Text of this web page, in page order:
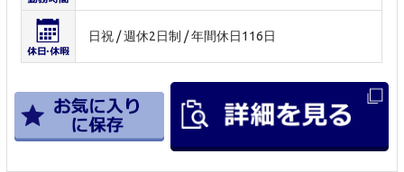
日祝 / 週休2日制 / 年間休日116日